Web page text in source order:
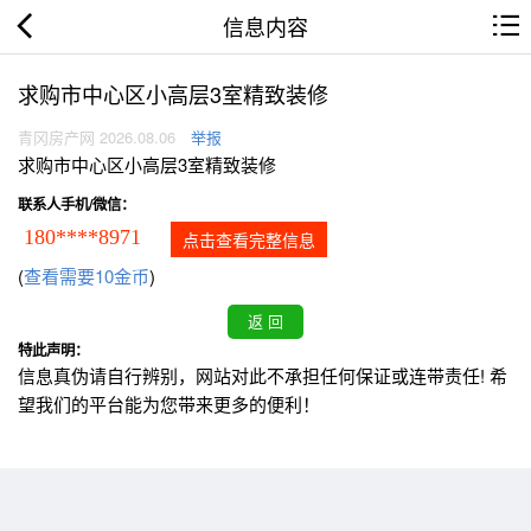
信息内容
求购市中心区小高层3室精致装修
青冈房产网 2026.08.06 举报
求购市中心区小高层3室精致装修
联系人手机/微信：
180****8971 点击查看完整信息
(查看需要10金币)
特此声明：
信息真伪请自行辨别，网站对此不承担任何保证或连带责任! 希
望我们的平台能为您带来更多的便利！